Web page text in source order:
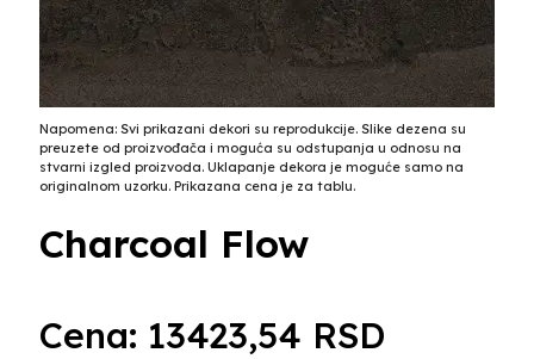
Napomena: Svi prikazani dekori su reprodukcije. Slike dezena su
preuzete od proizvođača i moguća su odstupanja u odnosu na
stvarni izgled proizvoda. Uklapanje dekora je moguće samo na
originalnom uzorku. Prikazana cena je za tablu.
Charcoal Flow
Cena: 13423,54 RSD